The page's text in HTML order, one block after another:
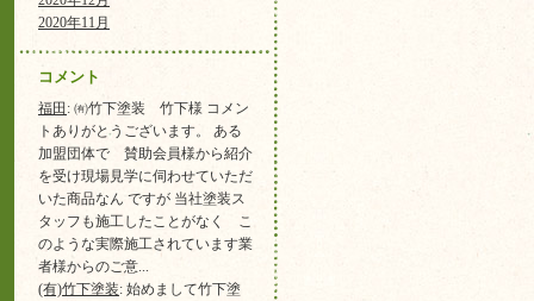
2020年11月
コメント
福田 : ㈲竹下塗装 竹下様 コメン
トありがとうございます。 ある
加盟団体で 賛助会員様から紹介
を受け現場見学に伺わせていただ
いた商品なん ですが 当社塗装ス
タッフも施工したことがなく こ
のような実際施工されています業
者様からのご意...
(有)竹下塗装: 始めまして竹下塗